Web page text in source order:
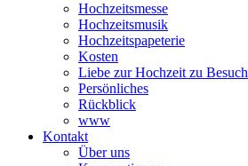
Hochzeitsmesse
Hochzeitsmusik
Hochzeitspapeterie
Kosten
Liebe zur Hochzeit zu Besuch
Persönliches
Rückblick
www
Kontakt
Über uns